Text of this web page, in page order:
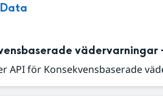
Data
vädervarningar
API för Konsekvensbaserade